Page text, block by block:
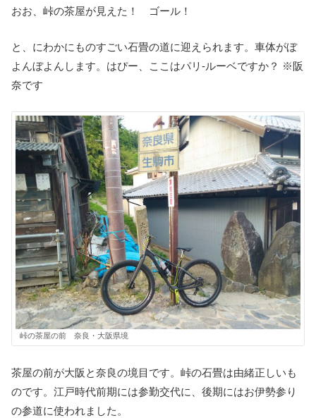
おお、峠の茶屋が見えた！ ゴール！
と、にわかにものすごい石畳の道に迎えられます。車体がぼ
よんぼよんします。はぴー、ここはパリ-ルーベですか？ ※阪
奈です
峠の茶屋の前 奈良・大阪県境
茶屋の前が大阪と奈良の境目です。峠の石畳は由緒正しいも
のです。江戸時代前期には参勤交代に、後期にはお伊勢参り
の参道に使われました。